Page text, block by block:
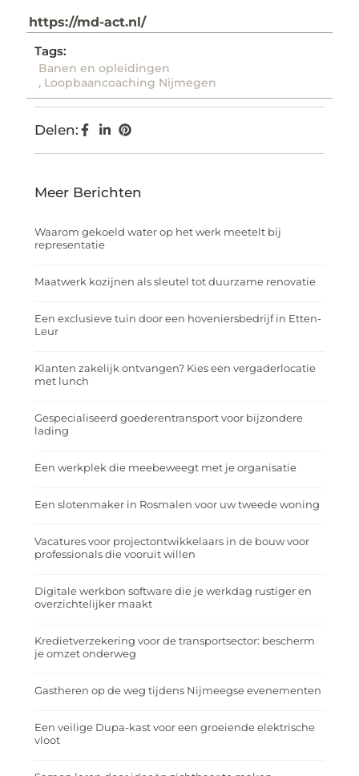
https://md-act.nl/
Tags:
Banen en opleidingen
, Loopbaancoaching Nijmegen
Delen:
Meer Berichten
Waarom gekoeld water op het werk meetelt bij
representatie
Maatwerk kozijnen als sleutel tot duurzame renovatie
Een exclusieve tuin door een hoveniersbedrijf in Etten-
Leur
Klanten zakelijk ontvangen? Kies een vergaderlocatie
met lunch
Gespecialiseerd goederentransport voor bijzondere
lading
Een werkplek die meebeweegt met je organisatie
Een slotenmaker in Rosmalen voor uw tweede woning
Vacatures voor projectontwikkelaars in de bouw voor
professionals die vooruit willen
Digitale werkbon software die je werkdag rustiger en
overzichtelijker maakt
Kredietverzekering voor de transportsector: bescherm
je omzet onderweg
Gastheren op de weg tijdens Nijmeegse evenementen
Een veilige Dupa-kast voor een groeiende elektrische
vloot